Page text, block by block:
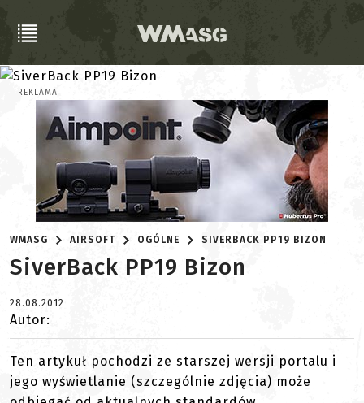
REKLAMA
WMASG AIRSOFT OGÓLNE SIVERBACK PP19 BIZON
SiverBack PP19 Bizon
28.08.2012
Autor:
Ten artykuł pochodzi ze starszej wersji portalu i
jego wyświetlanie (szczególnie zdjęcia) może